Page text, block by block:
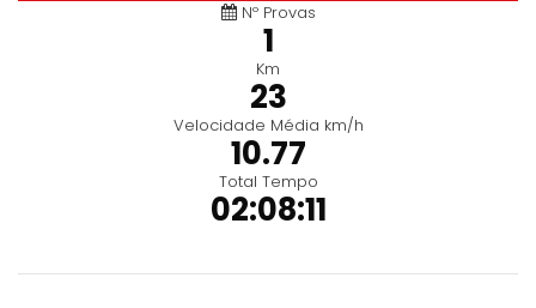
Nº Provas
1
Km
23
Velocidade Média km/h
10.77
Total Tempo
02:08:11